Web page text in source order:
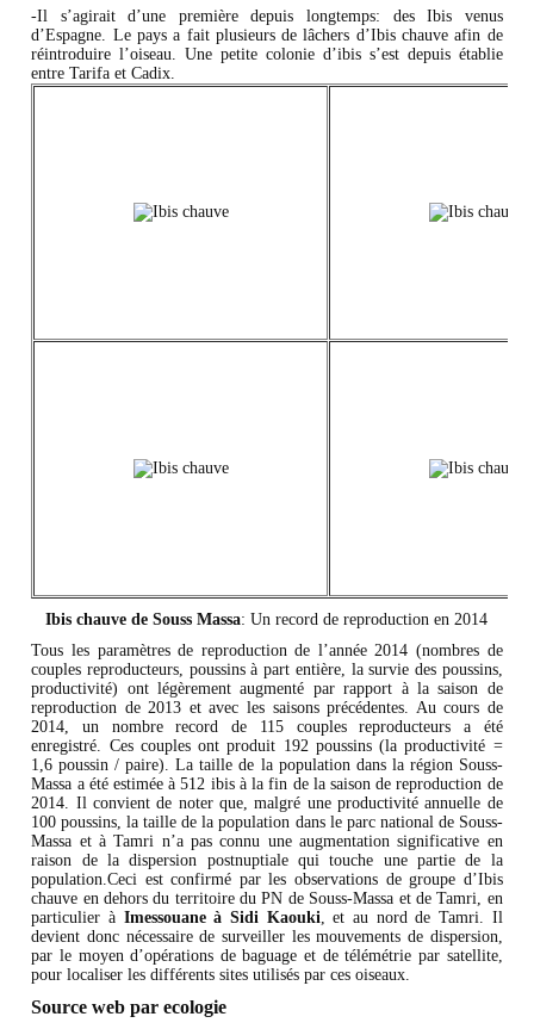
-Il s’agirait d’une première depuis longtemps: des Ibis venus
d’Espagne. Le pays a fait plusieurs de lâchers d’Ibis chauve afin de
réintroduire l’oiseau. Une petite colonie d’ibis s’est depuis établie
entre Tarifa et Cadix.
Ibis chauve de Souss Massa: Un record de reproduction en 2014
Tous les paramètres de reproduction de l’année 2014 (nombres de
couples reproducteurs, poussins à part entière, la survie des poussins,
productivité) ont légèrement augmenté par rapport à la saison de
reproduction de 2013 et avec les saisons précédentes. Au cours de
2014, un nombre record de 115 couples reproducteurs a été
enregistré. Ces couples ont produit 192 poussins (la productivité =
1,6 poussin / paire). La taille de la population dans la région Souss-
Massa a été estimée à 512 ibis à la fin de la saison de reproduction de
2014. Il convient de noter que, malgré une productivité annuelle de
100 poussins, la taille de la population dans le parc national de Souss-
Massa et à Tamri n’a pas connu une augmentation significative en
raison de la dispersion postnuptiale qui touche une partie de la
population.Ceci est confirmé par les observations de groupe d’Ibis
chauve en dehors du territoire du PN de Souss-Massa et de Tamri, en
particulier à Imessouane à Sidi Kaouki, et au nord de Tamri. Il
devient donc nécessaire de surveiller les mouvements de dispersion,
par le moyen d’opérations de baguage et de télémétrie par satellite,
pour localiser les différents sites utilisés par ces oiseaux.
Source web par ecologie